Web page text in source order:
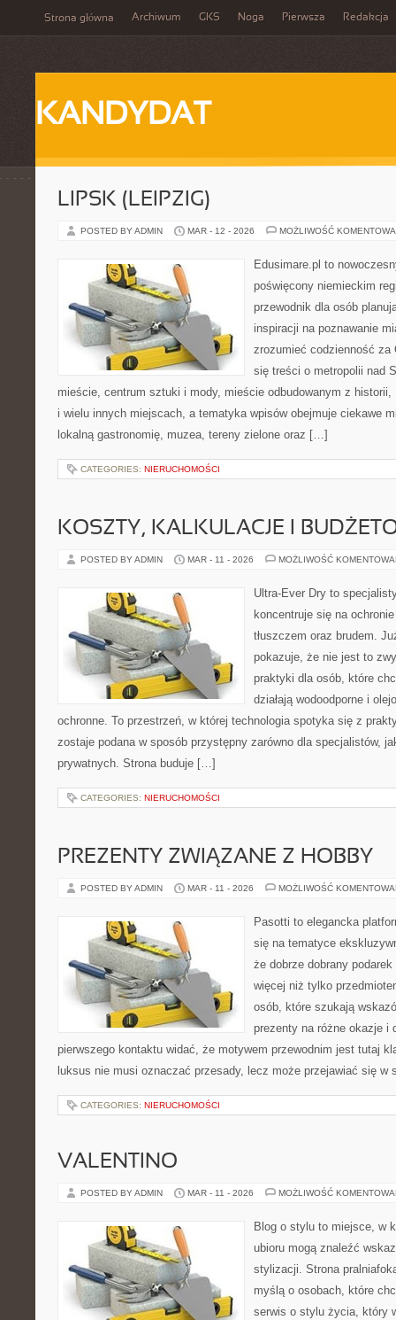
Strona główna Archiwum GKS Noga Pierwsza Redakcja
KANDYDAT
LIPSK (LEIPZIG)
POSTED BY ADMIN MAR - 12 - 2026 MOŻLIWOŚĆ
Edusimare.pl to
poświęcony niemieckim
przewodnik dla osób
inspiracji na poznawanie
zrozumieć codzienność za
się treści o metropolii nad
mieście, centrum sztuki i mody, mieście odbudowanym z
i wielu innych miejscach, a tematyka wpisów obejmuje ciekawe
lokalną gastronomię, muzea, tereny zielone oraz […]
CATEGORIES: NIERUCHOMOŚCI
KOSZTY, KALKULACJE I
POSTED BY ADMIN MAR - 11 - 2026 MOŻLIWOŚĆ
Ultra-Ever Dry to
koncentruje się na
tłuszczem oraz brudem.
pokazuje, że nie jest to
praktyki dla osób, które
działają wodoodporne i
ochronne. To przestrzeń, w której technologia spotyka się z
zostaje podana w sposób przystępny zarówno dla specjalistów,
prywatnych. Strona buduje […]
CATEGORIES: NIERUCHOMOŚCI
PREZENTY ZWIĄZANE Z HOBBY
POSTED BY ADMIN MAR - 11 - 2026 MOŻLIWOŚĆ
Pasotti to elegancka
się na tematyce
że dobrze dobrany
więcej niż tylko
osób, które szukają
prezenty na różne okazje i
pierwszego kontaktu widać, że motywem przewodnim jest tutaj
luksus nie musi oznaczać przesady, lecz może przejawiać się
CATEGORIES: NIERUCHOMOŚCI
VALENTINO
POSTED BY ADMIN MAR - 11 - 2026 MOŻLIWOŚĆ
Blog o stylu to miejsce, w
ubioru mogą znaleźć
stylizacji. Strona
myślą o osobach, które
serwis o stylu życia, który